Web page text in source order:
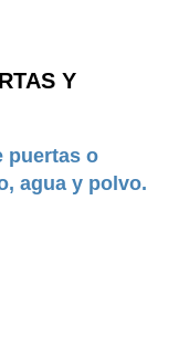
Y
puertas o
agua y polvo.